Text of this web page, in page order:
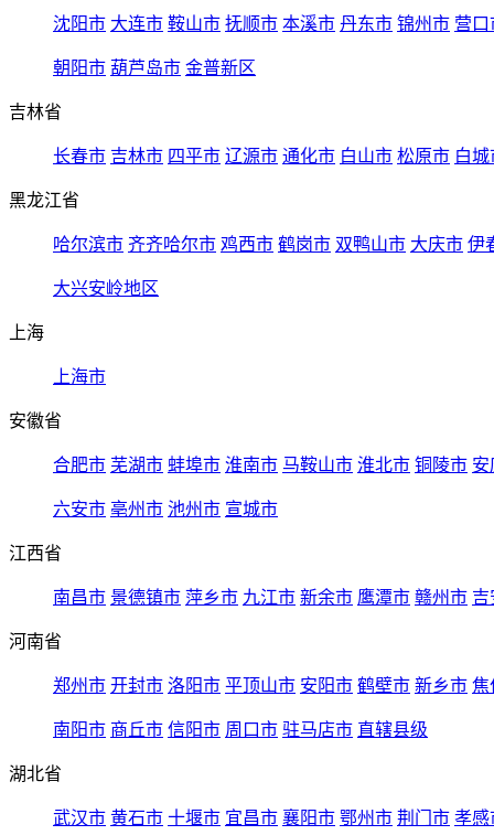
沈阳市 大连市 鞍山市 抚顺市 本溪市 丹东市 锦州市 营口
朝阳市 葫芦岛市 金普新区
吉林省
长春市 吉林市 四平市 辽源市 通化市 白山市 松原市 白城
黑龙江省
哈尔滨市 齐齐哈尔市 鸡西市 鹤岗市 双鸭山市 大庆市 伊
大兴安岭地区
上海
上海市
安徽省
合肥市 芜湖市 蚌埠市 淮南市 马鞍山市 淮北市 铜陵市 安
六安市 亳州市 池州市 宣城市
江西省
南昌市 景德镇市 萍乡市 九江市 新余市 鹰潭市 赣州市 吉
河南省
郑州市 开封市 洛阳市 平顶山市 安阳市 鹤壁市 新乡市 焦
南阳市 商丘市 信阳市 周口市 驻马店市 直辖县级
湖北省
武汉市 黄石市 十堰市 宜昌市 襄阳市 鄂州市 荆门市 孝感